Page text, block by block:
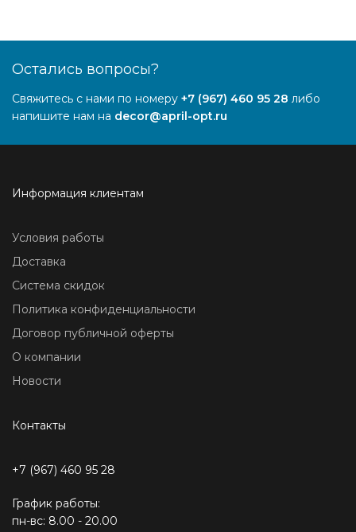
Остались вопросы?
Свяжитесь с нами по номеру +7 (967) 460 95 28 либо
напишите нам на decor@april-opt.ru
Информация клиентам
Условия работы
Доставка
Система скидок
Политика конфиденциальности
Договор публичной оферты
О компании
Новости
Контакты
+7 (967) 460 95 28
График работы:
пн-вс: 8.00 - 20.00